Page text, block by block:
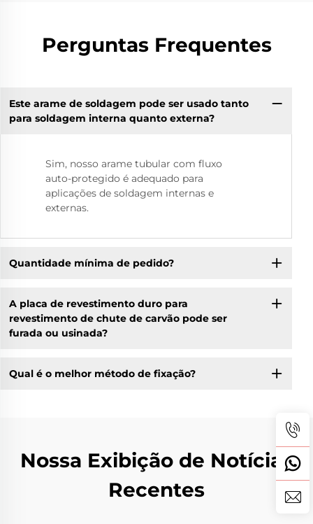
Perguntas Frequentes
Este arame de soldagem pode ser usado tanto
para soldagem interna quanto externa?
Sim, nosso arame tubular com fluxo
auto-protegido é adequado para
aplicações de soldagem internas e
externas.
Quantidade mínima de pedido?
A placa de revestimento duro para
revestimento de chute de carvão pode ser
furada ou usinada?
Qual é o melhor método de fixação?
Nossa Exibição de Notícias
Recentes